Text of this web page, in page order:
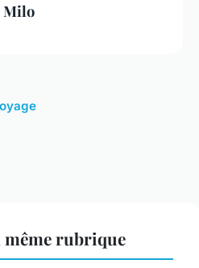
Milo
même rubrique